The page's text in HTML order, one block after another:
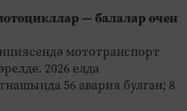
— балалар өчен
мототранспорт
2026 елда
56 авария булган; 8